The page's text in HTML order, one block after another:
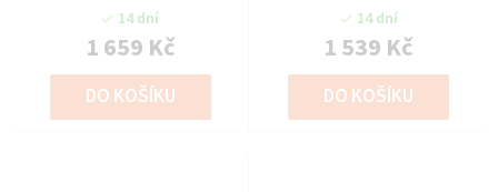
14 dní
1 659 Kč
DO KOŠÍKU
14 dní
1 539 Kč
DO KOŠÍKU